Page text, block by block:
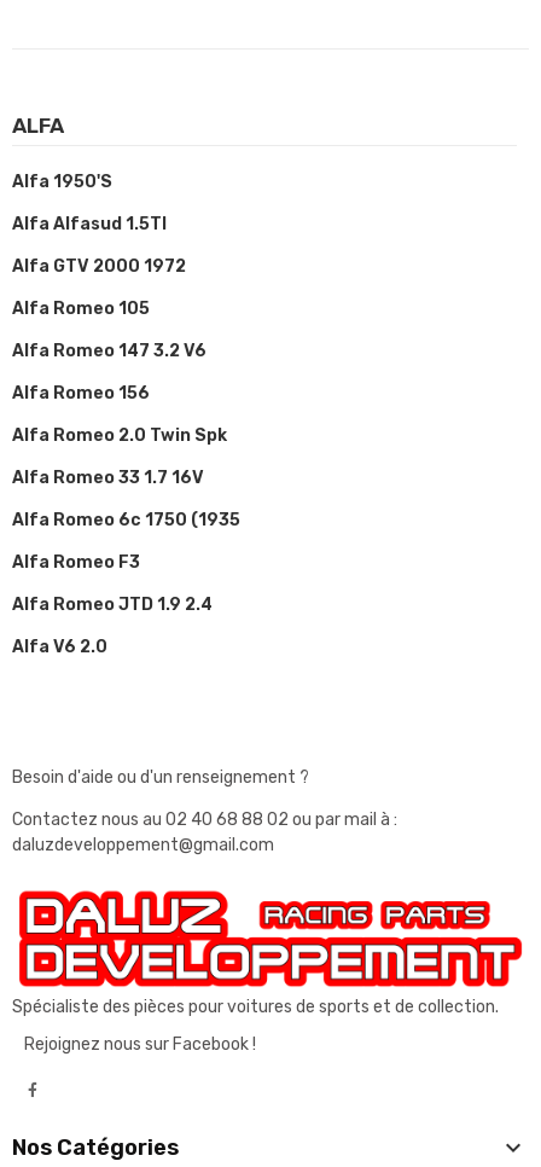
ALFA
Alfa 1950's
Alfa Alfasud 1.5TI
Alfa GTV 2000 1972
Alfa Romeo 105
Alfa Romeo 147 3.2 V6
Alfa Romeo 156
Alfa Romeo 2.0 Twin Spk
Alfa Romeo 33 1.7 16V
Alfa Romeo 6c 1750 (1935
Alfa Romeo F3
Alfa Romeo JTD 1.9 2.4
Alfa V6 2.0
Besoin d'aide ou d'un renseignement ?
Contactez nous au 02 40 68 88 02 ou par mail à :
daluzdeveloppement@gmail.com
Spécialiste des pièces pour voitures de sports et de collection.
Rejoignez nous sur Facebook !
Nos Catégories 